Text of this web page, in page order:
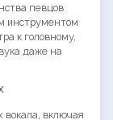
певцов
инструментом
к головному,
даже на
вокала, включая